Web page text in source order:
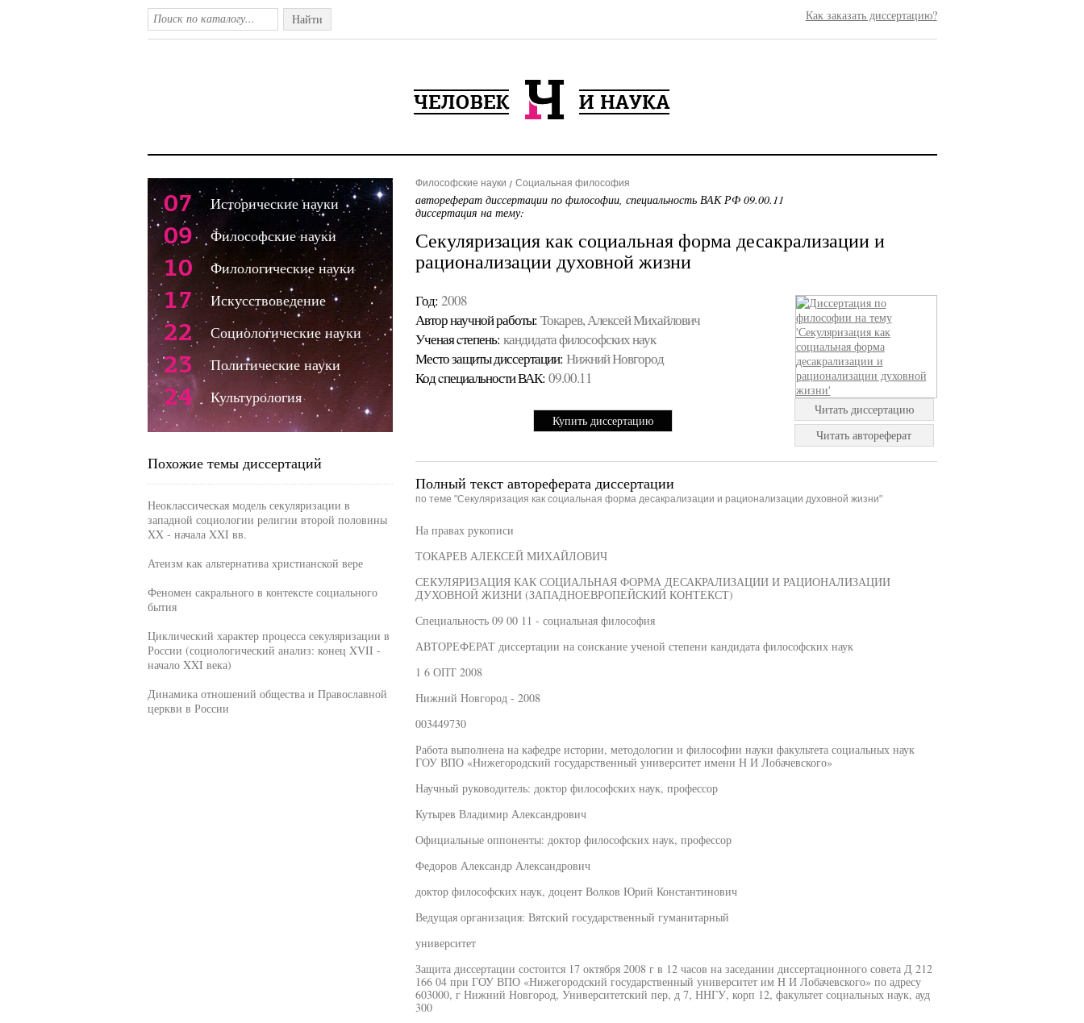
Найти Как заказать диссертацию?
Философские науки Социальная философия
автореферат диссертации по философии, специальность ВАК РФ 09.00.11
диссертация на тему:
Секуляризация как социальная форма десакрализации и
рационализации духовной жизни
Год: 2008
Автор научной работы: Токарев, Алексей Михайлович
Ученая cтепень: кандидата философских наук
Место защиты диссертации: Нижний Новгород
Код cпециальности ВАК: 09.00.11
Купить диссертацию
Читать диссертацию
Читать автореферат
Полный текст автореферата диссертации
по теме "Секуляризация как социальная форма десакрализации и рационализации духовной жизни"
На правах рукописи
ТОКАРЕВ АЛЕКСЕЙ МИХАЙЛОВИЧ
СЕКУЛЯРИЗАЦИЯ КАК СОЦИАЛЬНАЯ ФОРМА ДЕСАКРАЛИЗАЦИИ И РАЦИОНАЛИЗАЦИИ
ДУХОВНОЙ ЖИЗНИ (ЗАПАДНОЕВРОПЕЙСКИЙ КОНТЕКСТ)
Специальность 09 00 11 - социальная философия
АВТОРЕФЕРАТ диссертации на соискание ученой степени кандидата философских наук
1 6 ОПТ 2008
Нижний Новгород - 2008
003449730
Работа выполнена на кафедре истории, методологии и философии науки факультета социальных наук
ГОУ ВПО «Нижегородский государственный университет имени Н И Лобачевского»
Научный руководитель: доктор философских наук, профессор
Кутырев Владимир Александрович
Официальные оппоненты: доктор философских наук, профессор
Федоров Александр Александрович
доктор философских наук, доцент Волков Юрий Константинович
Ведущая организация: Вятский государственный гуманитарный
университет
Защита диссертации состоится 17 октября 2008 г в 12 часов на заседании диссертационного совета Д 212
166 04 при ГОУ ВПО «Нижегородский государственный университет им Н И Лобачевского» по адресу
603000, г Нижний Новгород, Университетский пер, д 7, ННГУ, корп 12, факультет социальных наук, ауд
300
07 Исторические науки
09 Философские науки
10 Филологические науки
17 Искусствоведение
22 Социологические науки
23 Политические науки
24 Культурология
Похожие темы диссертаций
Неоклассическая модель секуляризации в
западной социологии религии второй половины
XX - начала XXI вв.
Атеизм как альтернатива христианской вере
Феномен сакрального в контексте социального
бытия
Циклический характер процесса секуляризации в
России (социологический анализ: конец XVII -
начало XXI века)
Динамика отношений общества и Православной
церкви в России